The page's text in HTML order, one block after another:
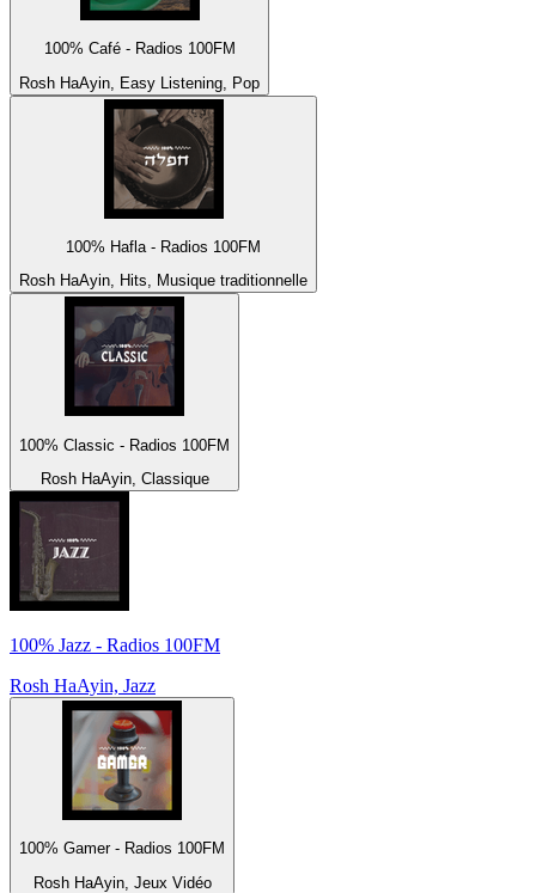
100% Café - Radios 100FM
Rosh HaAyin, Easy Listening, Pop
100% Hafla - Radios 100FM
Rosh HaAyin, Hits, Musique traditionnelle
100% Classic - Radios 100FM
Rosh HaAyin, Classique
100% Jazz - Radios 100FM
Rosh HaAyin, Jazz
100% Gamer - Radios 100FM
Rosh HaAyin, Jeux Vidéo